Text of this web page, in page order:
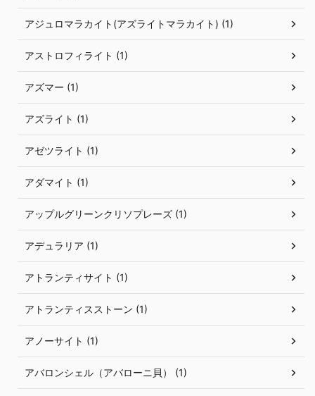
アジュロマラカイト(アズライトマラカイト) (1)
アストロフィライト (1)
アズマー (1)
アズライト (1)
アゼツライト (1)
アダマイト (1)
アップルグリーンクリソプレーズ (1)
アデュラリア (1)
アトランティサイト (1)
アトランティスストーン (1)
アノーサイト (1)
アバロンシェル（アバローニ貝） (1)